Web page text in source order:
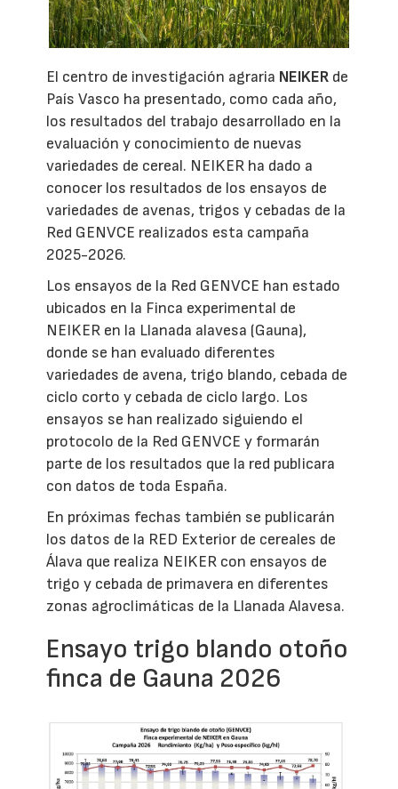
El centro de investigación agraria NEIKER de
País Vasco ha presentado, como cada año,
los resultados del trabajo desarrollado en la
evaluación y conocimiento de nuevas
variedades de cereal. NEIKER ha dado a
conocer los resultados de los ensayos de
variedades de avenas, trigos y cebadas de la
Red GENVCE realizados esta campaña
2025-2026.
Los ensayos de la Red GENVCE han estado
ubicados en la Finca experimental de
NEIKER en la Llanada alavesa (Gauna),
donde se han evaluado diferentes
variedades de avena, trigo blando, cebada de
ciclo corto y cebada de ciclo largo. Los
ensayos se han realizado siguiendo el
protocolo de la Red GENVCE y formarán
parte de los resultados que la red publicara
con datos de toda España.
En próximas fechas también se publicarán
los datos de la RED Exterior de cereales de
Álava que realiza NEIKER con ensayos de
trigo y cebada de primavera en diferentes
zonas agroclimáticas de la Llanada Alavesa.
Ensayo trigo blando otoño
finca de Gauna 2026